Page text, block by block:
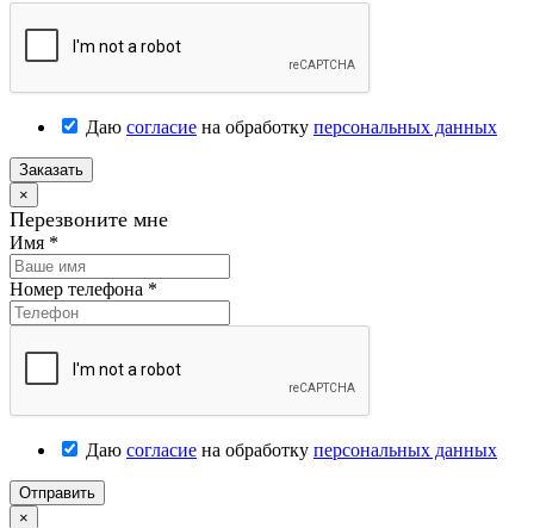
Даю согласие на обработку персональных данных
Заказать
×
Перезвоните мне
Имя *
Номер телефона *
Даю согласие на обработку персональных данных
Отправить
×